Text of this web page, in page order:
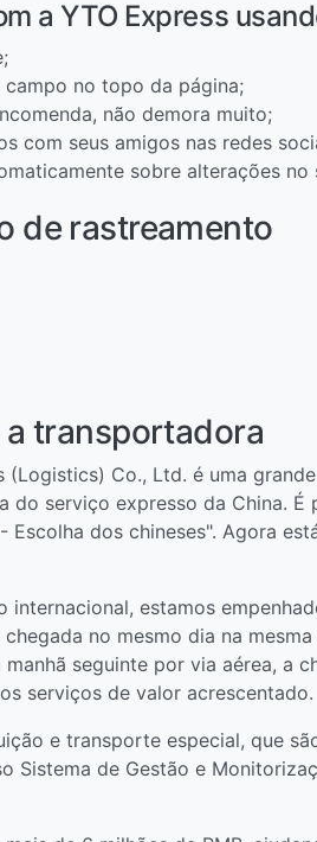
a YTO Express
no topo da página;
não demora muito;
com seus amigos nas redes
sobre alterações no
de rastreamento
a transportadora
Co., Ltd. é uma
do serviço expresso da China.
dos chineses". Agora
estamos
no mesmo dia na
seguinte por via aérea, a
serviços de valor acrescentado.
e transporte especial, que
de Gestão e